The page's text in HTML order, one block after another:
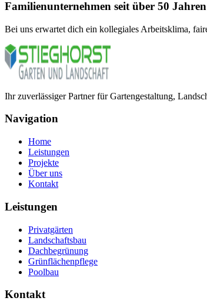
Familienunternehmen seit über 50 Jahren
Bei uns erwartet dich ein kollegiales Arbeitsklima,
Ihr zuverlässiger Partner für Gartengestaltung,
Navigation
Home
Leistungen
Projekte
Über uns
Kontakt
Leistungen
Privatgärten
Landschaftsbau
Dachbegrünung
Grünflächenpflege
Poolbau
Kontakt